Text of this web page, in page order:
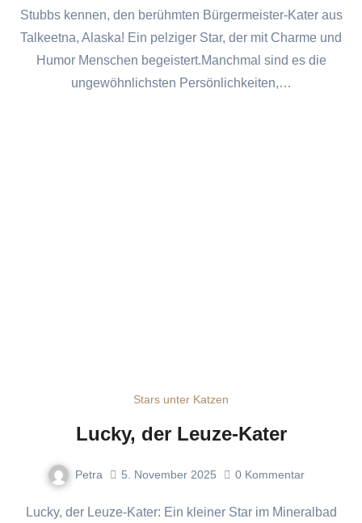
Stubbs kennen, den berühmten Bürgermeister-Kater aus
Talkeetna, Alaska! Ein pelziger Star, der mit Charme und
Humor Menschen begeistert.Manchmal sind es die
ungewöhnlichsten Persönlichkeiten,…
Stars unter Katzen
Lucky, der Leuze-Kater
Petra 5. November 2025 0 Kommentar
Lucky, der Leuze-Kater: Ein kleiner Star im Mineralbad